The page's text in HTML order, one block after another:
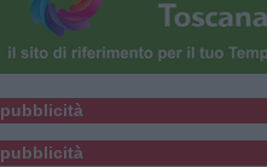
pubblicità
pubblicità